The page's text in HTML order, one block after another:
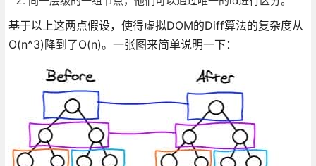
基于以上这两点假设，使得虚拟DOM的Diff算法的复杂度从
O(n^3)降到了O(n)。一张图来简单说明一下：